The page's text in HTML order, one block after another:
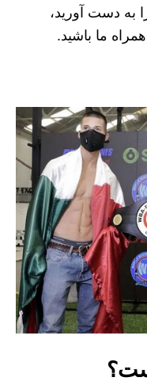
به دست آورید،
ما باشید.